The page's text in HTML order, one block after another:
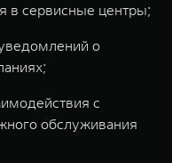
в сервисные центры;
о
с
обслуживания